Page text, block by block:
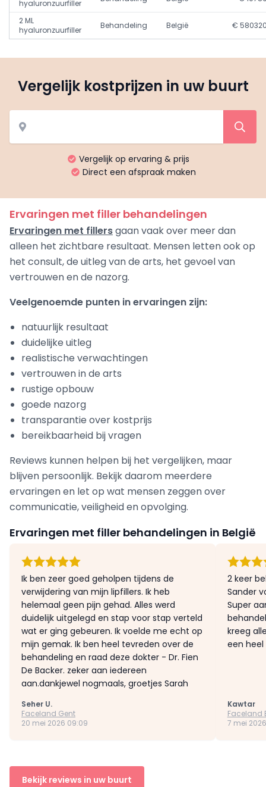
hyaluronzuurfiller
2 ML
hyaluronzuurfiller
Behandeling België €
Vergelijk kostprijzen in uw buurt
Vergelijk op ervaring & prijs
Direct een afspraak maken
Ervaringen met filler behandelingen
Ervaringen met fillersgaan vaak over meer dan
alleen het zichtbare resultaat. Mensen letten ook op
het consult, de uitleg van de arts, het gevoel van
vertrouwen en de nazorg.
Veelgenoemde punten in ervaringen zijn:
natuurlijk resultaat
duidelijke uitleg
realistische verwachtingen
vertrouwen in de arts
rustige opbouw
goede nazorg
transparantie over kostprijs
bereikbaarheid bij vragen
Reviews kunnen helpen bij het vergelijken, maar
blijven persoonlijk. Bekijk daarom meerdere
ervaringen en let op wat mensen zeggen over
communicatie, veiligheid en opvolging.
Ervaringen met filler behandelingen in België
Ik ben zeer goed geholpen tijdens de
verwijdering van mijn lipfillers. Ik heb
helemaal geen pijn gehad. Alles werd
duidelijk uitgelegd en stap voor stap verteld
wat er ging gebeuren. Ik voelde me echt op
mijn gemak. Ik ben heel tevreden over de
behandeling en raad deze dokter - Dr. Fien
De Backer. zeker aan iedereen
aan.dankjewel nogmaals, groetjes Sarah
Seher U.
Faceland Gent
20 mei 2026 09:09
2 keer
Sander
Super
kreeg
een
Kawtar
Faceland
7 mei
Bekijk reviews in uw buurt